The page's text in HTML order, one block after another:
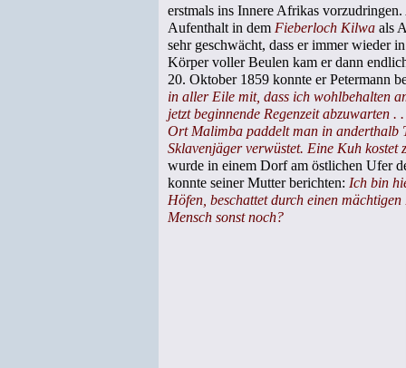
erstmals ins Innere Afrikas
Aufenthalt in dem Fieberloch Kilwa als
sehr geschwächt, dass er immer wieder
Körper voller Beulen kam er dann
20. Oktober 1859 konnte er Petermann
in aller Eile mit, dass ich wohlbehalten
jetzt beginnende Regenzeit abzuwarten
Ort Malimba paddelt man in anderthalb
Sklavenjäger verwüstet. Eine Kuh
wurde in einem Dorf am östlichen Ufer
konnte seiner Mutter berichten: Ich bin
Höfen, beschattet durch einen
Mensch sonst noch?